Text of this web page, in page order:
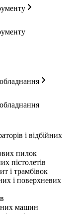
і відбійних
пилок
пістолетів
і трамбівок
і поверхневих
машин